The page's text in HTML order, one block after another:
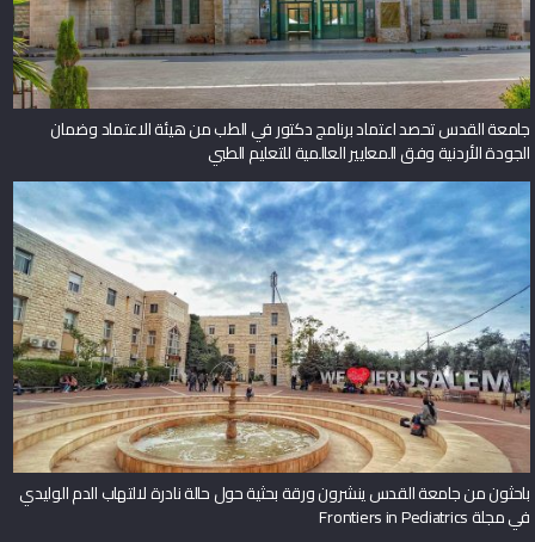
جامعة القدس تحصد اعتماد برنامج دكتور في الطب من هيئة الاعتماد وضمان
الجودة الأردنية وفق المعايير العالمية للتعليم الطبي
باحثون من جامعة القدس ينشرون ورقة بحثية حول حالة نادرة لالتهاب الدم الوليدي
في مجلة Frontiers in Pediatrics